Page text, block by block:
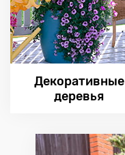
Декоративные
деревья